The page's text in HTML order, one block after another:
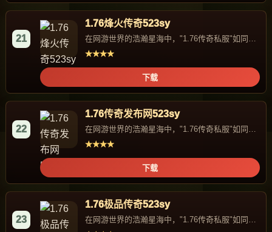
21
1.76烽火传奇523sy
在网游世界的浩瀚星海中，"1.76传奇私服"如同一
颗独特的星辰，...
★★★★
下载
22
1.76传奇发布网523sy
在网游世界的浩瀚星海中，"1.76传奇私服"如同一
颗独特的星辰，...
★★★★
下载
23
1.76极品传奇523sy
在网游世界的浩瀚星海中，"1.76传奇私服"如同一